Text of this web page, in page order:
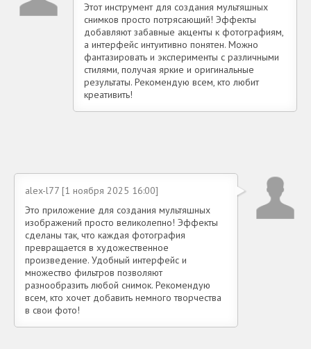
Этот инструмент для создания мультяшных
снимков просто потрясающий! Эффекты
добавляют забавные акценты к фотографиям,
а интерфейс интуитивно понятен. Можно
фантазировать и эксперименты с различными
стилями, получая яркие и оригинальные
результаты. Рекомендую всем, кто любит
креативить!
alex-l77 [1 ноября 2025 16:00]
Это приложение для создания мультяшных
изображений просто великолепно! Эффекты
сделаны так, что каждая фотография
превращается в художественное
произведение. Удобный интерфейс и
множество фильтров позволяют
разнообразить любой снимок. Рекомендую
всем, кто хочет добавить немного творчества
в свои фото!